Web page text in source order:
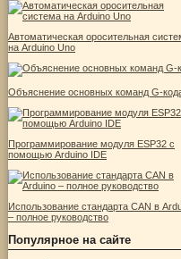
Автоматическая оросительная
на Arduino Uno
Объяснение основных команд G-
Программирование модуля ESP32 с
помощью Arduino IDE
Использование стандарта CAN в
– полное руководство
Популярное на сайте